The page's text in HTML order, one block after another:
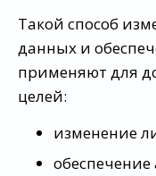
Такой способ
данных и
применяют для
целей:
изменение